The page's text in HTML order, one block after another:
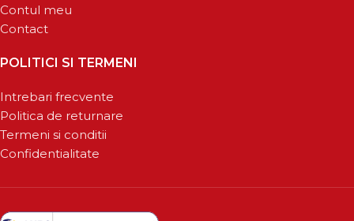
Contul meu
Contact
POLITICI SI TERMENI
Intrebari frecvente
Politica de returnare
Termeni si conditii
Confidentialitate